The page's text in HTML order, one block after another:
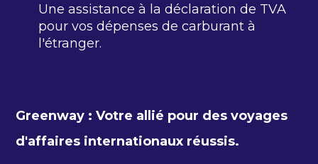
Une assistance à la déclaration de TVA
pour vos dépenses de carburant à
l'étranger.
Greenway : Votre allié pour des voyages
d'affaires internationaux réussis.